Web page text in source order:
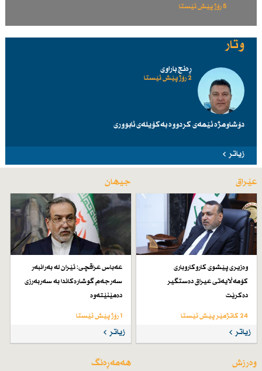
5 رۆژ پێش ئێستا
وتار
ڕەنج باراوی
2 رۆژ پێش ئێستا
دۆشاومژە ئێمەی کردووە بەکۆیلەی ئابووری
زیاتر
عێراق
وەزیری پێشوی كاروكاروباری
كۆمەڵایەتی عیراق دەستگیر
دەكرێت
24 کاتژمێر پێش ئێستا
زیاتر
جیهان
عەباس عراقچی: ئێران لە بەرانبەر
سەرجەم گوشارەكاندا بە سەربەرزی
دەمێنێتەوە
1 رۆژ پێش ئێستا
زیاتر
وەرزش هەمەڕەنگ